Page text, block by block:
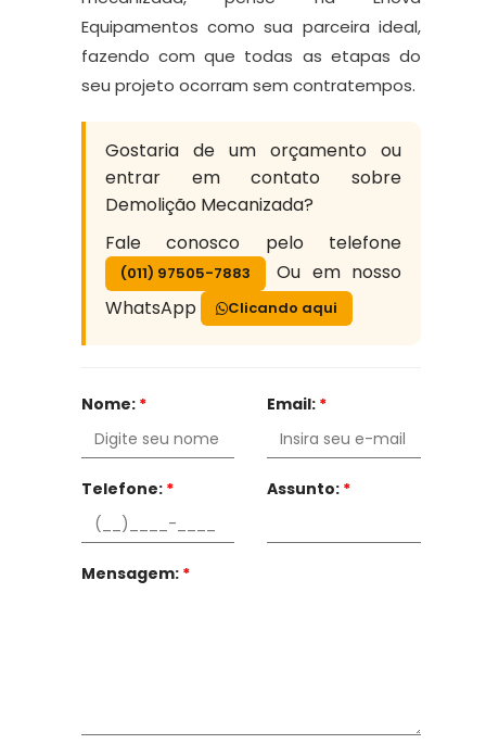
Equipamentos como sua parceira ideal,
fazendo com que todas as etapas do
seu projeto ocorram sem contratempos.
Gostaria de um orçamento ou
entrar em contato sobre
Demolição Mecanizada?
Fale conosco pelo telefone
(011) 97505-7883
Ou em nosso
WhatsApp
Clicando aqui
Nome: * Email: *
Telefone: * Assunto: *
Mensagem: *